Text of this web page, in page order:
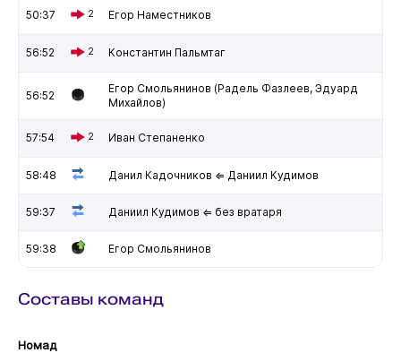
50:37 2 Егор Наместников
56:52 2 Константин Пальмтаг
56:52
Егор Смольянинов (Радель Фазлеев, Эдуард
Михайлов)
57:54 2 Иван Степаненко
58:48 Данил Кадочников ⇐ Даниил Кудимов
59:37 Даниил Кудимов ⇐ без вратаря
59:38 Егор Смольянинов
Составы команд
Номад